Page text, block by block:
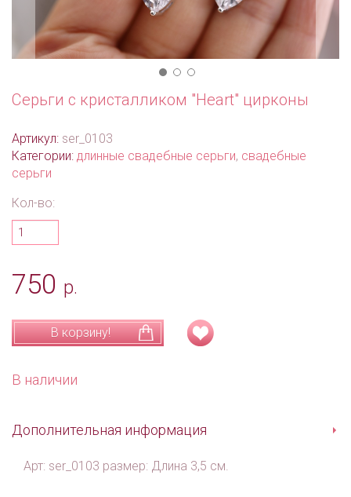
Серьги с кристалликом "Heart" цирконы
Артикул: ser_0103
Категории: длинные свадебные серьги, свадебные
серьги
Кол-во:
750 р.
В корзину!
В наличии
Дополнительная информация
Арт: ser_0103 размер: Длина 3,5 см.